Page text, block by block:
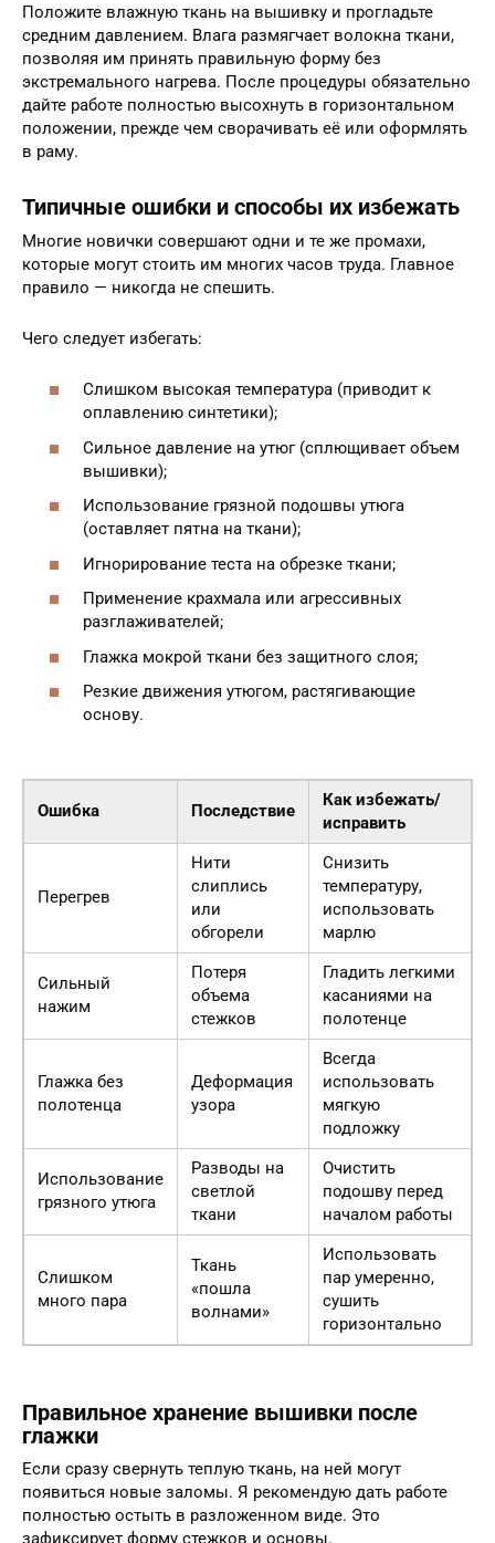
Положите влажную ткань на вышивку и прогладьте
средним давлением. Влага размягчает волокна ткани,
позволяя им принять правильную форму без
экстремального нагрева. После процедуры обязательно
дайте работе полностью высохнуть в горизонтальном
положении, прежде чем сворачивать её или оформлять
в раму.
Типичные ошибки и способы их избежать
Многие новички совершают одни и те же промахи,
которые могут стоить им многих часов труда. Главное
правило — никогда не спешить.
Чего следует избегать:
Слишком высокая температура (приводит к
оплавлению синтетики);
Сильное давление на утюг (сплющивает объем
вышивки);
Использование грязной подошвы утюга
(оставляет пятна на ткани);
Игнорирование теста на обрезке ткани;
Применение крахмала или агрессивных
разглаживателей;
Глажка мокрой ткани без защитного слоя;
Резкие движения утюгом, растягивающие
основу.
Ошибка Последствие
Как избежать/
исправить
Перегрев
Нити
слиплись
или
обгорели
Снизить
температуру,
использовать
марлю
Сильный
нажим
Потеря
объема
стежков
Гладить легкими
касаниями на
полотенце
Глажка без
полотенца
Деформация
узора
Всегда
использовать
мягкую
подложку
Использование
грязного утюга
Разводы на
светлой
ткани
Очистить
подошву перед
началом работы
Слишком
много пара
Ткань
«пошла
волнами»
Использовать
пар умеренно,
сушить
горизонтально
Правильное хранение вышивки после
глажки
Если сразу свернуть теплую ткань, на ней могут
появиться новые заломы. Я рекомендую дать работе
полностью остыть в разложенном виде. Это
зафиксирует форму стежков и основы.